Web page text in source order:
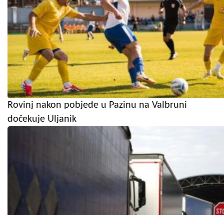
Rovinj nakon pobjede u Pazinu na Valbruni
dočekuje Uljanik